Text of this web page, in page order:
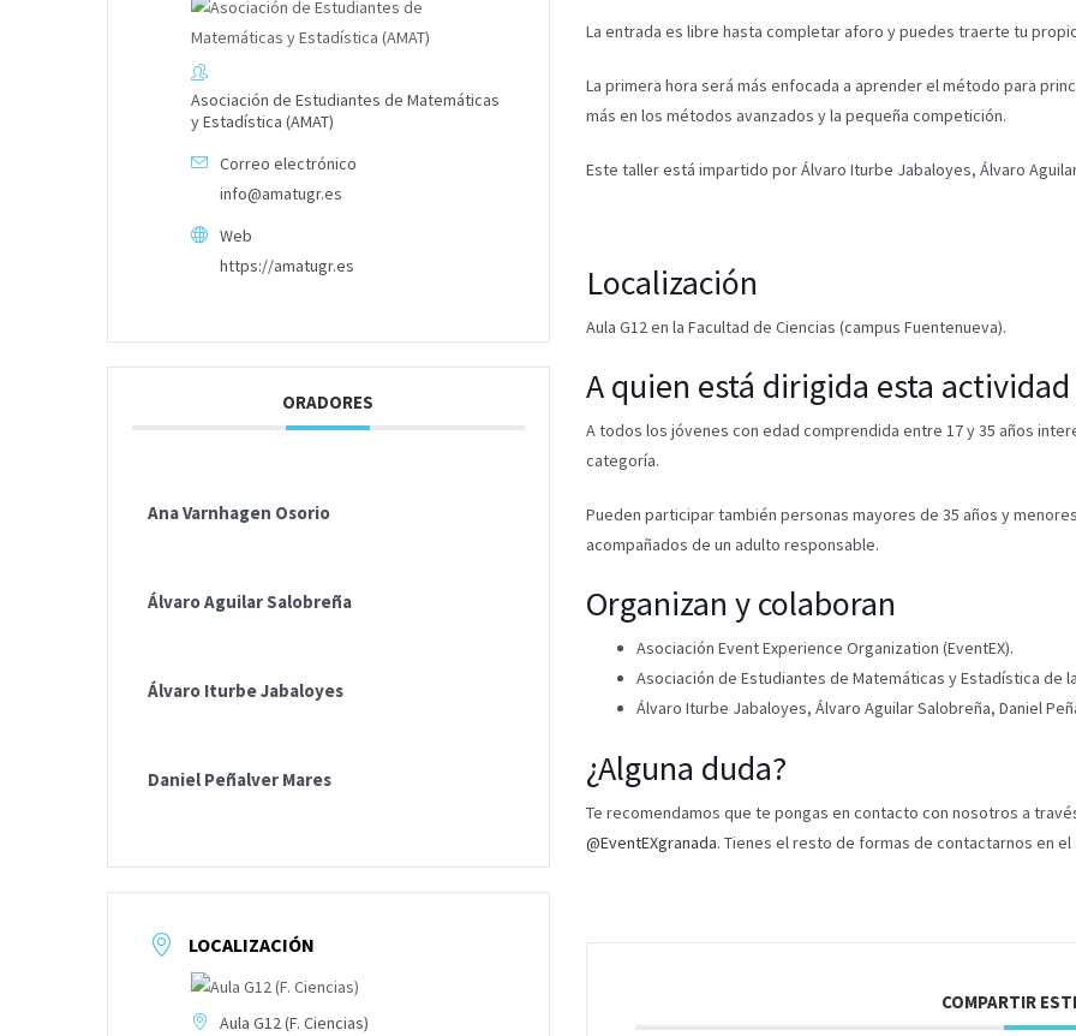
Asociación de Estudiantes de Matemáticas
y Estadística (AMAT)
Correo electrónico
info@amatugr.es
Web
https://amatugr.es
ORADORES
Ana Varnhagen Osorio
Álvaro Aguilar Salobreña
Álvaro Iturbe Jabaloyes
Daniel Peñalver Mares
LOCALIZACIÓN
Aula G12 (F. Ciencias)
La entrada es libre hasta completar aforo y puedes traerte tu
La primera hora será más enfocada a aprender el método para
más en los métodos avanzados y la pequeña competición.
Este taller está impartido por Álvaro Iturbe Jabaloyes, Álvaro
Localización
Aula G12 en la Facultad de Ciencias (campus Fuentenueva).
A quien está dirigida esta actividad
A todos los jóvenes con edad comprendida entre 17 y 35 años
categoría.
Pueden participar también personas mayores de 35 años y
acompañados de un adulto responsable.
Organizan y colaboran
Asociación Event Experience Organization (EventEX).
Asociación de Estudiantes de Matemáticas y Estadística de
Álvaro Iturbe Jabaloyes, Álvaro Aguilar Salobreña, Daniel
¿Alguna duda?
Te recomendamos que te pongas en contacto con nosotros a
@EventEXgranada. Tienes el resto de formas de contactarnos en
COMPARTIR